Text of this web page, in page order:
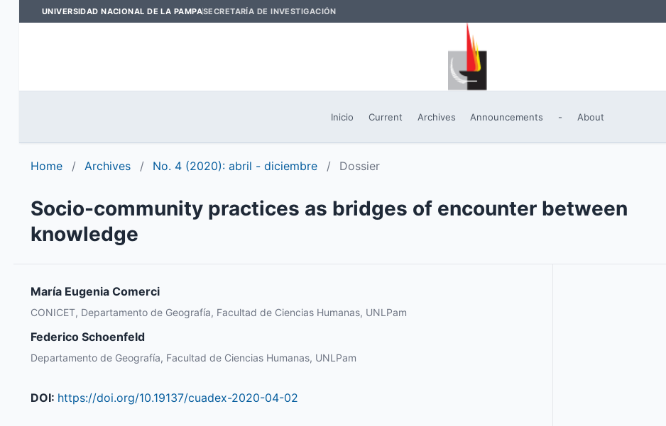
UNIVERSIDAD NACIONAL DE LA PAMPASECRETARÍA DE INVESTIGACIÓN
Inicio Current Archives Announcements - About
Home / Archives / No. 4 (2020): abril - diciembre / Dossier
Socio-community practices as bridges of encounter between
knowledge
María Eugenia Comerci
CONICET, Departamento de Geografía, Facultad de Ciencias Humanas, UNLPam
Federico Schoenfeld
Departamento de Geografía, Facultad de Ciencias Humanas, UNLPam
DOI: https://doi.org/10.19137/cuadex-2020-04-02